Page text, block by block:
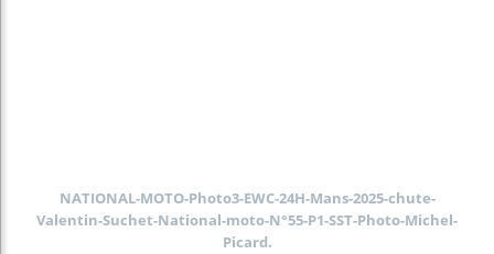
NATIONAL-MOTO-Photo3-EWC-24H-Mans-2025-chute-
Valentin-Suchet-National-moto-N°55-P1-SST-Photo-Michel-
Picard.